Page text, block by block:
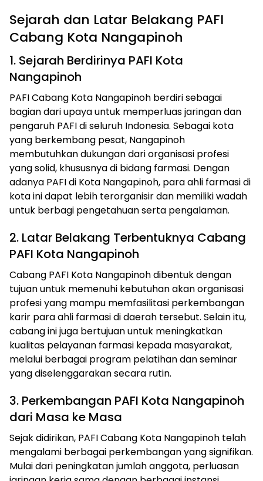
Sejarah dan Latar Belakang PAFI
Cabang Kota Nangapinoh
1. Sejarah Berdirinya PAFI Kota
Nangapinoh
PAFI Cabang Kota Nangapinoh berdiri sebagai
bagian dari upaya untuk memperluas jaringan dan
pengaruh PAFI di seluruh Indonesia. Sebagai kota
yang berkembang pesat, Nangapinoh
membutuhkan dukungan dari organisasi profesi
yang solid, khususnya di bidang farmasi. Dengan
adanya PAFI di Kota Nangapinoh, para ahli farmasi di
kota ini dapat lebih terorganisir dan memiliki wadah
untuk berbagi pengetahuan serta pengalaman.
2. Latar Belakang Terbentuknya Cabang
PAFI Kota Nangapinoh
Cabang PAFI Kota Nangapinoh dibentuk dengan
tujuan untuk memenuhi kebutuhan akan organisasi
profesi yang mampu memfasilitasi perkembangan
karir para ahli farmasi di daerah tersebut. Selain itu,
cabang ini juga bertujuan untuk meningkatkan
kualitas pelayanan farmasi kepada masyarakat,
melalui berbagai program pelatihan dan seminar
yang diselenggarakan secara rutin.
3. Perkembangan PAFI Kota Nangapinoh
dari Masa ke Masa
Sejak didirikan, PAFI Cabang Kota Nangapinoh telah
mengalami berbagai perkembangan yang signifikan.
Mulai dari peningkatan jumlah anggota, perluasan